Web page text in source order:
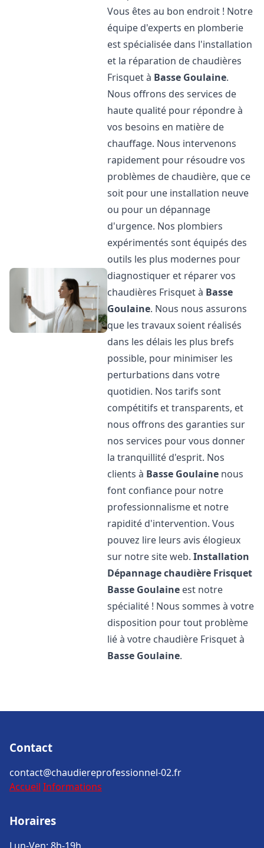
Vous êtes au bon endroit ! Notre
équipe d'experts en plomberie
est spécialisée dans l'installation
et la réparation de chaudières
Frisquet à Basse Goulaine.
Nous offrons des services de
haute qualité pour répondre à
vos besoins en matière de
chauffage. Nous intervenons
rapidement pour résoudre vos
problèmes de chaudière, que ce
soit pour une installation neuve
ou pour un dépannage
d'urgence. Nos plombiers
expérimentés sont équipés des
outils les plus modernes pour
diagnostiquer et réparer vos
chaudières Frisquet à Basse
Goulaine. Nous nous assurons
que les travaux soient réalisés
dans les délais les plus brefs
possible, pour minimiser les
perturbations dans votre
quotidien. Nos tarifs sont
compétitifs et transparents, et
nous offrons des garanties sur
nos services pour vous donner
la tranquillité d'esprit. Nos
clients à Basse Goulaine nous
font confiance pour notre
professionnalisme et notre
rapidité d'intervention. Vous
pouvez lire leurs avis élogieux
sur notre site web.Installation
Dépannage chaudière Frisquet
Basse Goulaine est notre
spécialité ! Nous sommes à votre
disposition pour tout problème
lié à votre chaudière Frisquet à
Basse Goulaine.
Contact
contact@chaudiereprofessionnel-02.fr
Accueil Informations
Horaires